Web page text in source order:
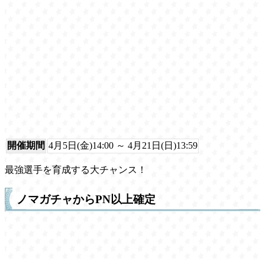
開催期間 4月5日(金)14:00 ～ 4月21日(日)13:59
最強選手を育成する大チャンス！
ノマガチャからPN以上確定